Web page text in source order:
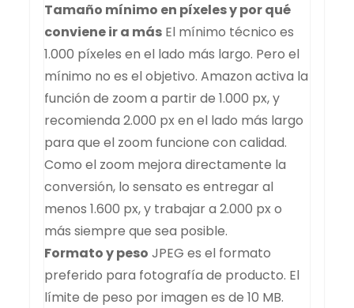
Tamaño mínimo en píxeles y por qué
conviene ir a más El mínimo técnico es
1.000 píxeles en el lado más largo. Pero el
mínimo no es el objetivo. Amazon activa la
función de zoom a partir de 1.000 px, y
recomienda 2.000 px en el lado más largo
para que el zoom funcione con calidad.
Como el zoom mejora directamente la
conversión, lo sensato es entregar al
menos 1.600 px, y trabajar a 2.000 px o
más siempre que sea posible.
Formato y peso JPEG es el formato
preferido para fotografía de producto. El
límite de peso por imagen es de 10 MB.